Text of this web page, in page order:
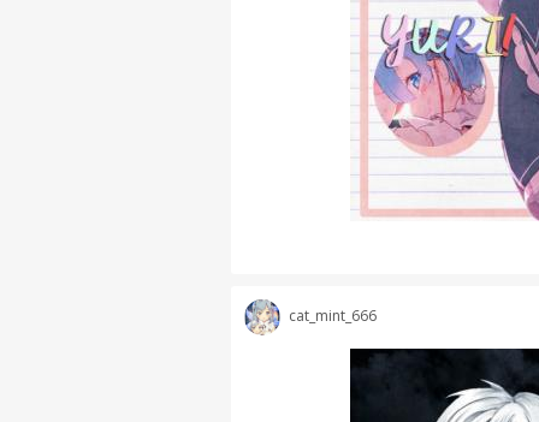
cat_mint_666